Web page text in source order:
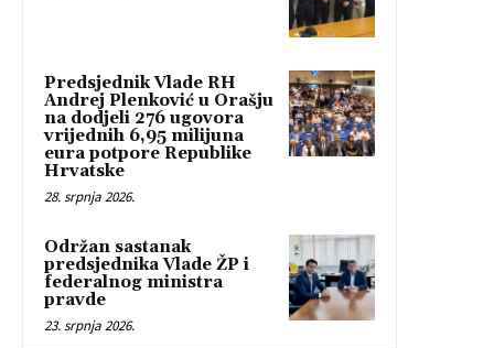
Predsjednik Vlade RH
Andrej Plenković u Orašju
na dodjeli 276 ugovora
vrijednih 6,95 milijuna
eura potpore Republike
Hrvatske
28. srpnja 2026.
Održan sastanak
predsjednika Vlade ŽP i
federalnog ministra
pravde
23. srpnja 2026.